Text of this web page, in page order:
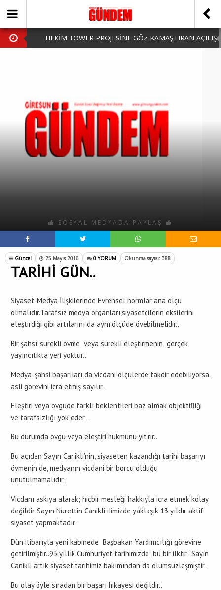
HEKİM TOWER PROJESİNE GÖZ KAMAŞTIRAN AÇILIŞ
HARUN CİCİ: VİDEOYU GÖRÜNCE GÖZLERİM DOLDU
SOSYAL MEDYADA PAYLAŞ
Güncel 25 Mayıs 2016 0 YORUM Okunma sayısı: 388
TARİHİ GÜN..
Siyaset-Medya İlişkilerinde Evrensel normlar ana ölçü
olmalıdır.Tarafsız medya organları,siyasetçilerin eksilerini
eleştirdiği gibi artılarını da aynı ölçüde övebilmelidir..
Bir şahsı, sürekli övme veya sürekli eleştirmenin gerçek
yayıncılıkta yeri yoktur..
Medya, şahsi başarıları da vicdani ölçülerde takdir edebiliyorsa,
asli görevini icra etmiş sayılır.
Eleştiri veya övgüde farklı beklentileri baz almak objektifliği
ve tarafsızlığı yok eder..
Bu durumda övgü veya eleştiri hükmünü yitirir..
Bu açıdan Sayın Canikli’nin, siyaseten kazandığı tarihi başarıyı
övmenin de, medyanın vicdani bir borcu olduğu
unutulmamalıdır..
Vicdanı askıya alarak; hiçbir mesleği hakkıyla icra etmek kolay
değildir. Sayın Nurettin Canikli ilimizde yaklaşık 13 yıldır aktif
siyaset yapmaktadır.
Dün itibarıyla yeni kabinede Başbakan Yardımcılığı görevine
getirilmiştir..93 yıllık Cumhuriyet tarihimizde; bu bir ilktir.. Sayın
Canikli artık siyaset tarihimiz bakımından da ölümsüzleşmiştir..
Bu olay öyle sıradan bir başarı hikayesi değildir..